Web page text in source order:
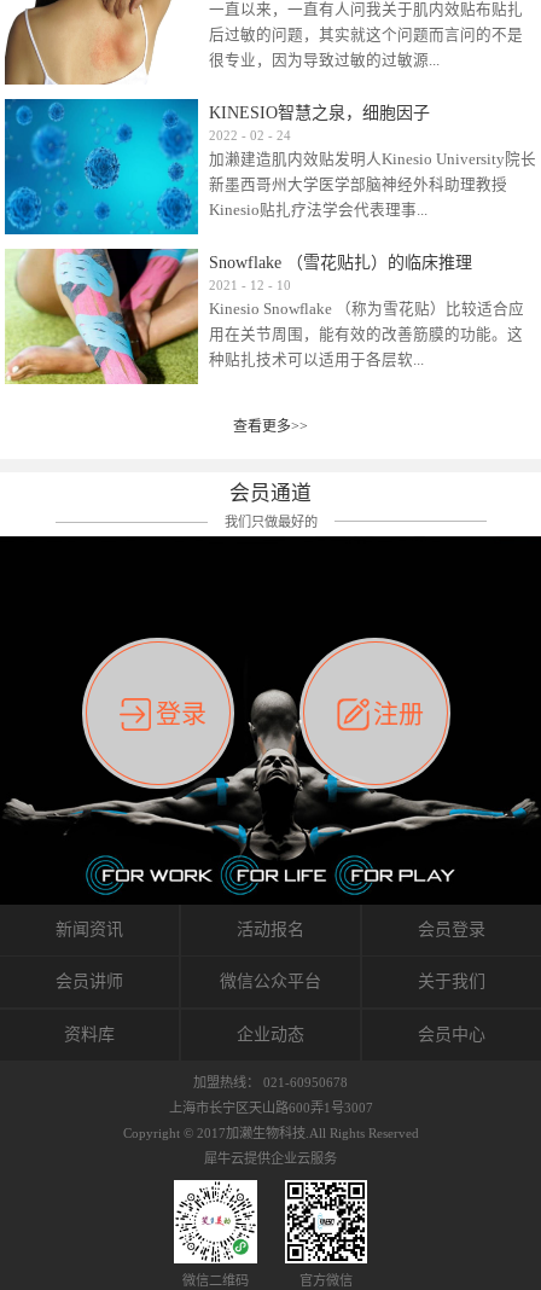
一直以来，一直有人问我关于肌内效贴布贴扎
后过敏的问题，其实就这个问题而言问的不是
很专业，因为导致过敏的过敏源...
很多，比如试穿件衣服有时都会过敏，特定条
件下吃东西有时也会过敏，难道不吃不穿了？
其他品牌的在此我们不予评价，就KINESIO肌内
效贴布来说，40多年的研究开发制造肌内效贴
比如我本人，几乎天天接触KINESIO肌内效，无
论从皮肤适应性还是本人皮肤本身就不属于不
易过敏的那种，基本不会有过敏瘙痒的情况。
但是，当身体不适、休息不好、持续紧张等特
殊因素的影响下，有时还是会出现瘙痒过敏的
前后后居家近30天左右，感觉日子都日夜颠倒
痛影响走路。当天疼痛部贴了EDF和胃十字，膝
关节贴了半月板贴布。第2天第12肋部的EDF和
消失，贴布也没有出现进一步瘙痒过敏。而膝
关节的半月板贴布张力用的100%，但自始至终
它都很坚强的贴着，没有出现过任何瘙痒的迹
象。不同的条件下，同一个身体，不同的部位
皮肤的敏感度也有不同。因此我们KINESIO要做
的，是在研发生产过程中竭尽全力的降低致敏
性，减少贴布本身带来的致敏率。那到底是什
么原因引起的过敏瘙痒呢？我整理了以下内容
仅供大家参考，希望能给予大家帮助。首先我
们分析解剖下过敏的原因，然后简说一下
KINESIO贴布贴扎后预防应对。我把导致过敏的
原因，简单分为外因和内因。外因1，贴布贴布
括：1）面料的伸展率、回缩率、纤维的刺激
能会给皮肤带来过度的刺激，从而引起过敏瘙
KINESIO智慧之泉，细胞因子
2022 - 02 - 24
加濑建造肌内效贴发明人Kinesio University院长
新墨西哥州大学医学部脑神经外科助理教授
Kinesio贴扎疗法学会代表理事...
Kinesio Taping Association International
（KTAI）名誉会长 身体具有免疫、疼痛、细胞
破坏、发热、修复、增殖、再生等自然愈合能
力。 多作为细胞因子存在于皮肤表皮、真皮、
扎疗法）的效果是通过创造一个环境，使每种
以激发身体的自然愈合能力。 通常，药物会削
弱细胞因子的作用，单方面还会引起副作用的
症状。 与此相比，Kinesio肌内效贴创造了细
的控制仍有许多未知。 细胞因子是一种酵素，
各种各样的酵素起着适当的作用，为细胞创造
了适合居住的环境。 在现代医学上，这种细胞
因子是一种酶的观点往往被否定，但在体内有
有毒细菌和无毒细菌，它们起着保持身体平衡
的作用。 Kinesio肌内效贴不像药物那样在短时
间内表现出症状，而是通过花费时间创造一个
对身体没有伤害（副作用等）的环境来减轻症
状。 但是，由于营养、精神、运动的平衡被破
坏，各种细胞就会发生病态变化。 在一定的状
态下，细胞因子会自动捕捉异常，并在细胞之
间传递适当的修复信息。可以收集各自所需的
因子级联；细胞因子的连锁反应）。 如果这种
者甚至提供不需要的物质。 因此，身体所需的
自然愈合能力不仅不能发挥作用，反而会造成
恶化的环境。Kinesio肌内效贴的作用，就是解
决这些问题。 KinesioTaping ® （Kinesio贴扎
疗法）的概念是空（空间），动（流动），冷
（抑制热的上升），为了实现这些，贴布的质
作出来。 特别地，Kinesio Medical
Tappling®（Kinesio医疗贴扎）通过从皮肤表面
长时间给予适...
Snowflake （雪花贴扎）的临床推理
2021 - 12 - 10
Kinesio Snowflake （称为雪花贴）比较适合应
用在关节周围，能有效的改善筋膜的功能。这
种贴扎技术可以适用于各层软...
组织:肌肉，肌腱，韧带（主要围绕有问题的关
状，而是指贴布本身很重量，以及贴布刺激的
类型。贴布的应用充分利用了体内由间质液组
成的自然流体力学的流体层。这种轻微的刺激
间，还可以在单片贴布上提供支持和深度刺
激。通过对间质液的适当控制，可以连接皮下
筋膜，对关节进行非常轻柔的刺激，增加患部
的治疗区域。 snowflake“雪花”贴布不会妨碍皮
肤上下左右运动，有效的辅助修复关节周围组
织的筋膜。它可以作用于关节或肌肉表面，释
放压力，刺激深层筋膜。“雪花”贴扎疗法是一
种可以改变肌肉、筋膜和间质液之间自然流动
关系的方法。 间质液间质被称为人体的新器
官。研究人员认为，整个身体的网络是由坚韧
且柔软的蛋白质结构所支撑的相互连接的充满
流体的空间构成的。如果作为脏器，这是人体
最大的脏器，约占体重的20%（相比之下，皮
内流通，有助于细胞的再生和恢复。“1”“雪花”
周围进行轻柔的刺激，改善受影响的关节和肌
到辅助修复损伤组织的作用。对组织的营养供
膜，韧带和关节周围皮下组织的关节囊。 流
体力学理论加濑博士-Kinesio肌内效贴布的发明
人流体力学理论是以对日常生活产生反复影响
的纤细筋膜的性质为焦点。 筋膜容易受到外部
查看更多>>
会员通道
我们只做最好的
登录 注册
新闻资讯 活动报名 会员登录
会员讲师 微信公众平台 关于我们
资料库 企业动态 会员中心
加盟热线： 021-60950678
上海市长宁区天山路600弄1号3007
Copyright © 2017加濑生物科技.All Rights Reserved
犀牛云提供企业云服务
微信二维码 官方微信